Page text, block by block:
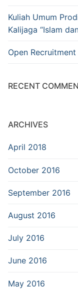
Kuliah Umum
Kalijaga “Islam
Open
RECENT
ARCHIVES
April 2018
October 2016
September 2016
August 2016
July 2016
June 2016
May 2016